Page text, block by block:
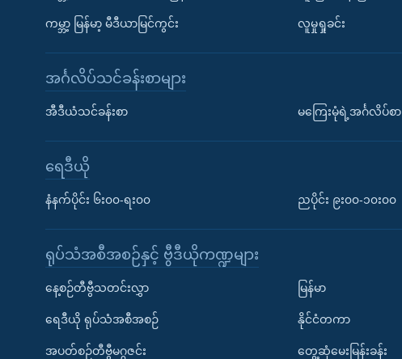
ကမ္ဘာ့ မြန်မာ့ မီဒီယာမြင်ကွင်း လူမှုရှုခင်း
အင်္ဂလိပ်သင်ခန်းစာများ
အီဒီယံသင်ခန်းစာ မကြေးမုံရဲ့အင်္ဂလိပ်စာ
ရေဒီယို
နံနက်ပိုင်း ၆း၀၀-ရး၀၀ ညပိုင်း ၉း၀၀-၁၀း၀၀
ရုပ်သံအစီအစဉ်နှင့် ဗွီဒီယိုကဏ္ဍများ
နေ့စဉ်တီဗွီသတင်းလွှာ
ရေဒီယို ရုပ်သံအစီအစဉ်
အပတ်စဉ်တီဗွီမဂ္ဂဇင်း
မြန်မာ
နိုင်ငံတကာ
တွေ့ဆုံမေးမြန်းခန်း